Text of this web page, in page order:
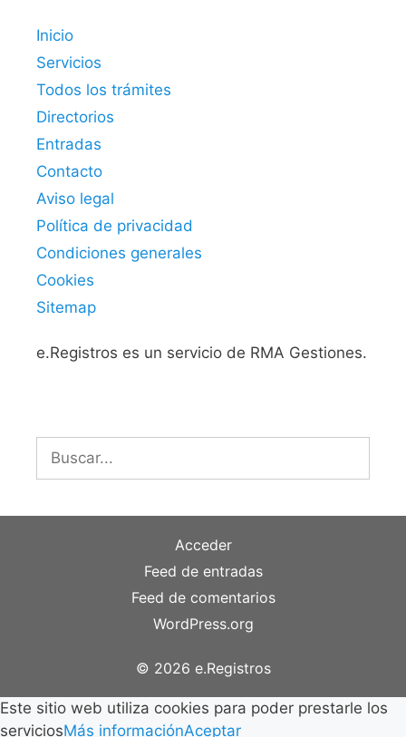
Inicio
Servicios
Todos los trámites
Directorios
Entradas
Contacto
Aviso legal
Política de privacidad
Condiciones generales
Cookies
Sitemap
e.Registros es un servicio de RMA Gestiones.
Buscar:
Acceder
Feed de entradas
Feed de comentarios
WordPress.org
© 2026 e.Registros
Este sitio web utiliza cookies para poder prestarle los
serviciosMás informaciónAceptar